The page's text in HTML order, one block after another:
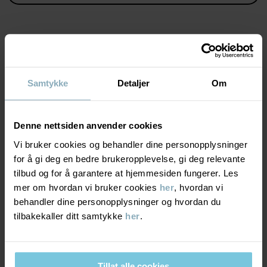
Samtykke Detaljer Om
Denne nettsiden anvender cookies
Vi bruker cookies og behandler dine personopplysninger
for å gi deg en bedre brukeropplevelse, gi deg relevante
tilbud og for å garantere at hjemmesiden fungerer. Les
mer om hvordan vi bruker cookies her, hvordan vi
behandler dine personopplysninger og hvordan du
tilbakekaller ditt samtykke her.
Les mer
MATERIALE & PLEIERÅD
95% Cotton Organic
5% Elastane
Pleieråd
60 °C maskinvask varm
BÆREKRAFT
LEVERING OG RETUR
Levering & retur
Levering
Vi tilbyr fri frakt over 699 kr, og leveringstiden er 1–4 dager. I
kassen vises de tilgjengelige leveringsalternativene på bakgrunn
DU KAN OGSÅ VÆRE INTERESSERT I DETTE